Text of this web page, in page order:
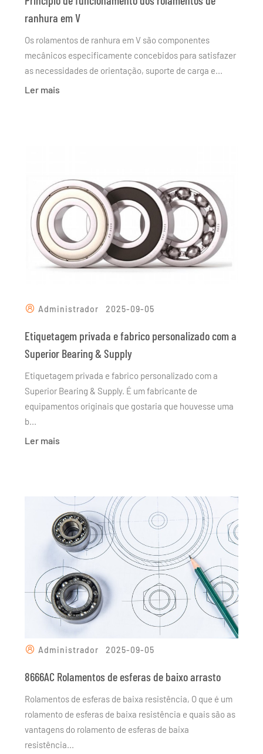
ranhura em V
Os rolamentos de ranhura em V são componentes
mecânicos especificamente concebidos para satisfazer
as necessidades de orientação, suporte de carga e...
Ler mais
Administrador 2025-09-05
Etiquetagem privada e fabrico personalizado com a
Superior Bearing & Supply
Etiquetagem privada e fabrico personalizado com a
Superior Bearing & Supply. É um fabricante de
equipamentos originais que gostaria que houvesse uma
b...
Ler mais
Administrador 2025-09-05
8666AC Rolamentos de esferas de baixo arrasto
Rolamentos de esferas de baixa resistência, O que é um
rolamento de esferas de baixa resistência e quais são as
vantagens do rolamento de esferas de baixa
resistência...